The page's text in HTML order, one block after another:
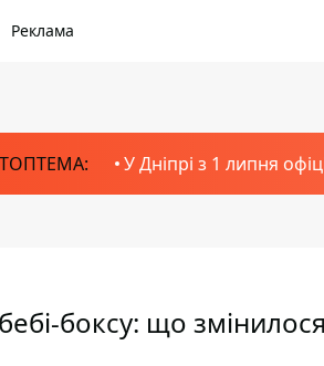
Реклама
ТОПТЕМА: У Дніпрі з 1 липня
боксу: що змінилося